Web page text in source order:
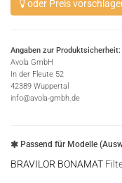
oder Preis
Angaben zur Produktsicherheit:
Avola GmbH
In der Fleute 52
42389 Wuppertal
info@avola-gmbh.de
Passend für Modelle
BRAVILOR BONAMAT